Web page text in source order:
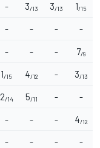
- 3/13 3/13 1/15
- - - -
- - - 7/9
1/15 4/12 - 3/13
2/14 5/11 - -
- - - 4/12
- - - -